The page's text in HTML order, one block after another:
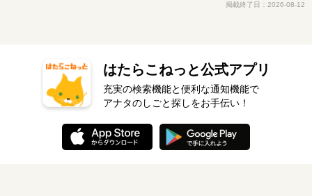
掲載終了日：2026-08-12
はたらこねっと公式アプリ
充実の検索機能と便利な通知機能で
アナタのしごと探しをお手伝い！